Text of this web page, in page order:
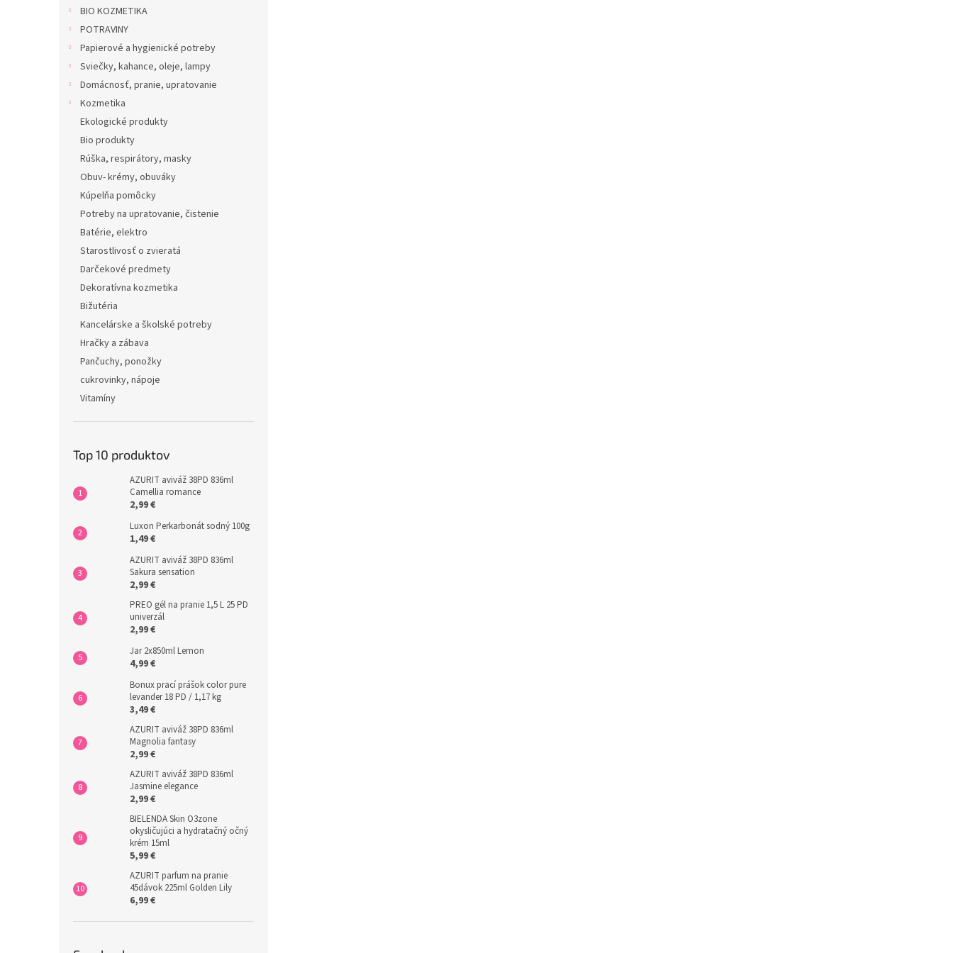
BIO KOZMETIKA
POTRAVINY
Papierové a hygienické potreby
Sviečky, kahance, oleje, lampy
Domácnosť, pranie, upratovanie
Kozmetika
Ekologické produkty
Bio produkty
Rúška, respirátory, masky
Obuv- krémy, obuváky
Kúpelňa pomôcky
Potreby na upratovanie, čistenie
Batérie, elektro
Starostlivosť o zvieratá
Darčekové predmety
Dekoratívna kozmetika
Bižutéria
Kancelárske a školské potreby
Hračky a zábava
Pančuchy, ponožky
cukrovinky, nápoje
Vitamíny
Top 10 produktov
AZURIT aviváž 38PD 836ml
Camellia romance
2,99 €
Luxon Perkarbonát sodný 100g
1,49 €
AZURIT aviváž 38PD 836ml
Sakura sensation
2,99 €
PREO gél na pranie 1,5 L 25 PD
univerzál
2,99 €
Jar 2x850ml Lemon
4,99 €
Bonux prací prášok color pure
levander 18 PD / 1,17 kg
3,49 €
AZURIT aviváž 38PD 836ml
Magnolia fantasy
2,99 €
AZURIT aviváž 38PD 836ml
Jasmine elegance
2,99 €
BIELENDA Skin O3zone
okysličujúci a hydratačný očný
krém 15ml
5,99 €
AZURIT parfum na pranie
45dávok 225ml Golden Lily
6,99 €